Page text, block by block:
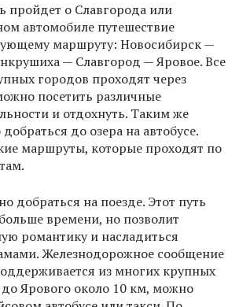
пройдет о Славгорода или
автомобиле путешествие
маршруту: Новосибирск —
— Славгород — Яровое. Все
городов проходят через
посетить различные
и отдохнуть. Таким же
до озера на автобусе.
маршруты, которые проходят по
добраться на поезде. Этот путь
времени, но позволит
романтику и насладиться
Железнодорожное сообщение
из многих крупных
Ярового около 10 км, можно